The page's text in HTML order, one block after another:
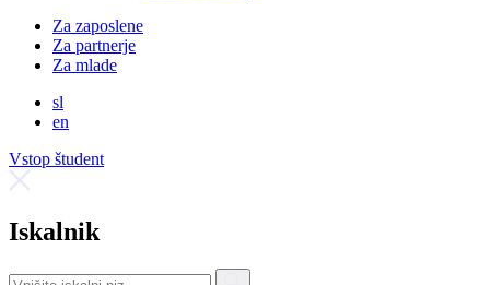
Za zaposlene
Za partnerje
Za mlade
sl
en
Vstop študent
Iskalnik